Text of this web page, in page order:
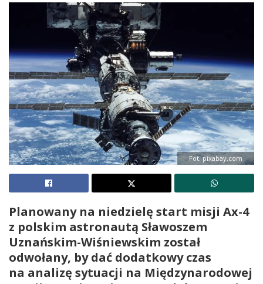
Fot. pixabay.com
Planowany na niedzielę start misji Ax-4
z polskim astronautą Sławoszem
Uznańskim-Wiśniewskim został
odwołany, by dać dodatkowy czas
na analizę sytuacji na Międzynarodowej